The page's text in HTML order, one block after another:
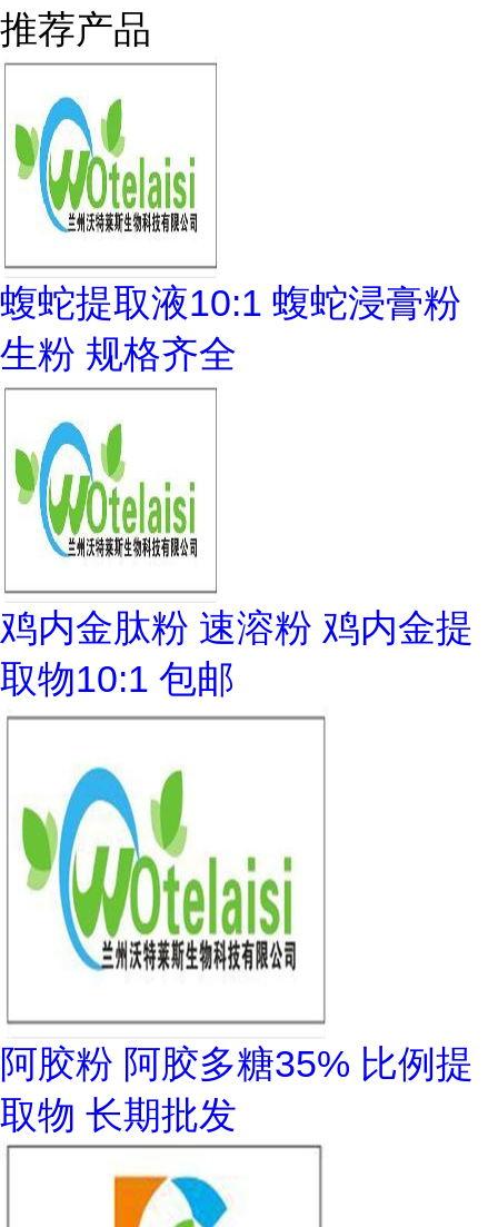
推荐产品
蝮蛇提取液10:1 蝮蛇浸膏粉
生粉 规格齐全
鸡内金肽粉 速溶粉 鸡内金提
取物10:1 包邮
阿胶粉 阿胶多糖35% 比例提
取物 长期批发